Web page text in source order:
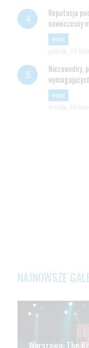
Reputacja
nowoczesny
INNE
piątek, 27
Niezawodny,
INNE
środa, 25
NAJNOWSZE